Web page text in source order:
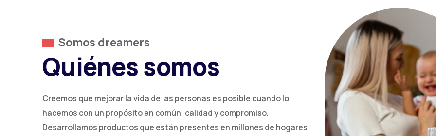
Somos dreamers
Quiénes somos
Creemos que mejorar la vida de las personas es posible cuando lo
hacemos con un propósito en común, calidad y compromiso.
Desarrollamos productos que están presentes en millones de hogares